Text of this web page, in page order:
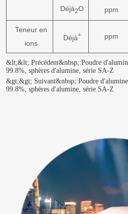
Déjà2O ppm
Teneur en
ions
Déjà+ ppm
&lt;&lt; Précédent&nbsp;:Poudre
99.8%, sphères d'alumine, série SA-Z
&gt;&gt; Suivant&nbsp;:Poudre
99.8%, sphères d'alumine, série SA-Z